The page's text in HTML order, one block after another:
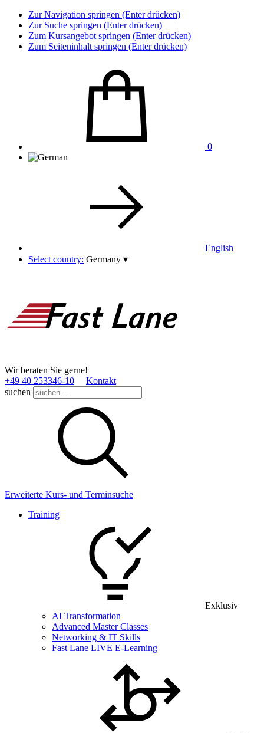
Zur Navigation springen (Enter drücken)
Zur Suche springen (Enter drücken)
Zum Kursangebot springen (Enter drücken)
Zum Seiteninhalt springen (Enter drücken)
0
English
Select country: Germany ▾
Wir beraten Sie gerne!
+49 40 253346­-10
Kontakt
suchen
Erweiterte Kurs- und Terminsuche
Training
Exklusiv
AI Transformation
Advanced Master Classes
Networking & IT Skills
Fast Lane LIVE E-Learning